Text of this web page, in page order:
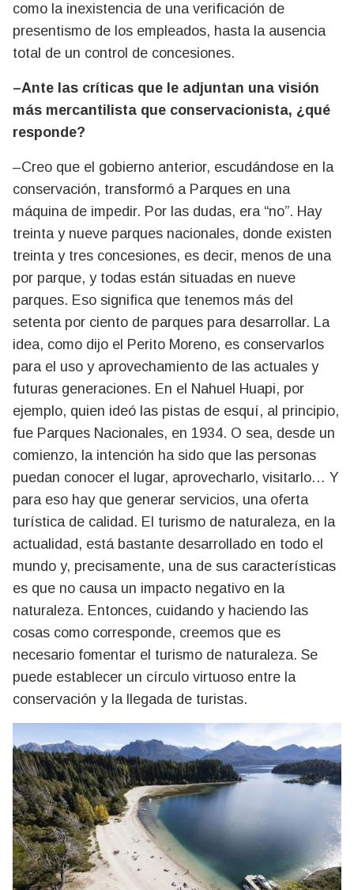
como la inexistencia de una verificación de
presentismo de los empleados, hasta la ausencia
total de un control de concesiones.
–Ante las críticas que le adjuntan una visión
más mercantilista que conservacionista, ¿qué
responde?
–Creo que el gobierno anterior, escudándose en la
conservación, transformó a Parques en una
máquina de impedir. Por las dudas, era “no”. Hay
treinta y nueve parques nacionales, donde existen
treinta y tres concesiones, es decir, menos de una
por parque, y todas están situadas en nueve
parques. Eso significa que tenemos más del
setenta por ciento de parques para desarrollar. La
idea, como dijo el Perito Moreno, es conservarlos
para el uso y aprovechamiento de las actuales y
futuras generaciones. En el Nahuel Huapi, por
ejemplo, quien ideó las pistas de esquí, al principio,
fue Parques Nacionales, en 1934. O sea, desde un
comienzo, la intención ha sido que las personas
puedan conocer el lugar, aprovecharlo, visitarlo… Y
para eso hay que generar servicios, una oferta
turística de calidad. El turismo de naturaleza, en la
actualidad, está bastante desarrollado en todo el
mundo y, precisamente, una de sus características
es que no causa un impacto negativo en la
naturaleza. Entonces, cuidando y haciendo las
cosas como corresponde, creemos que es
necesario fomentar el turismo de naturaleza. Se
puede establecer un círculo virtuoso entre la
conservación y la llegada de turistas.